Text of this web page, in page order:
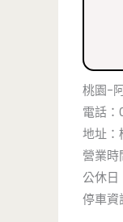
桃園-
電話
地址：
營業時
公休日
停車資